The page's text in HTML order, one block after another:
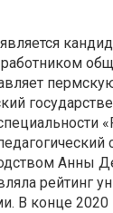
Анны
рейтинг
В конце 2020